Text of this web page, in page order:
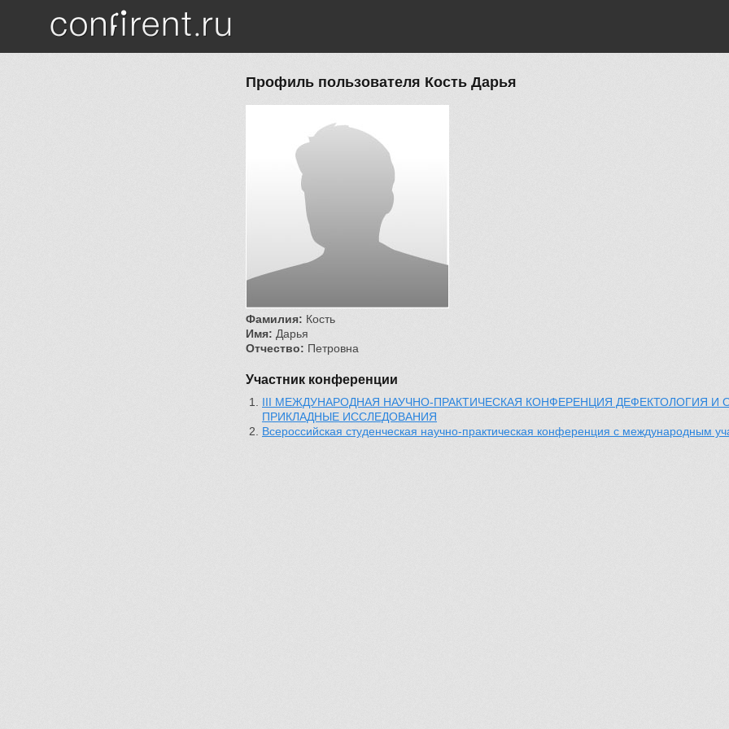
Перейти к основному содержанию
Профиль пользователя Кость Дарья
Фамилия: Кость
Имя: Дарья
Отчество: Петровна
Участник конференции
III МЕЖДУНАРОДНАЯ НАУЧНО-ПРАКТИЧЕСКАЯ КОНФЕРЕНЦИЯ ДЕФЕКТОЛОГИЯ
ПРИКЛАДНЫЕ ИССЛЕДОВАНИЯ
Всероссийская студенческая научно-практическая конференция с международным